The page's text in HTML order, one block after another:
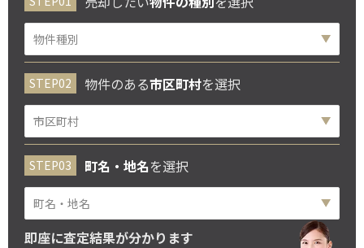
物件のある市区町村を選択
町名・地名を選択
即座に査定結果が分かります